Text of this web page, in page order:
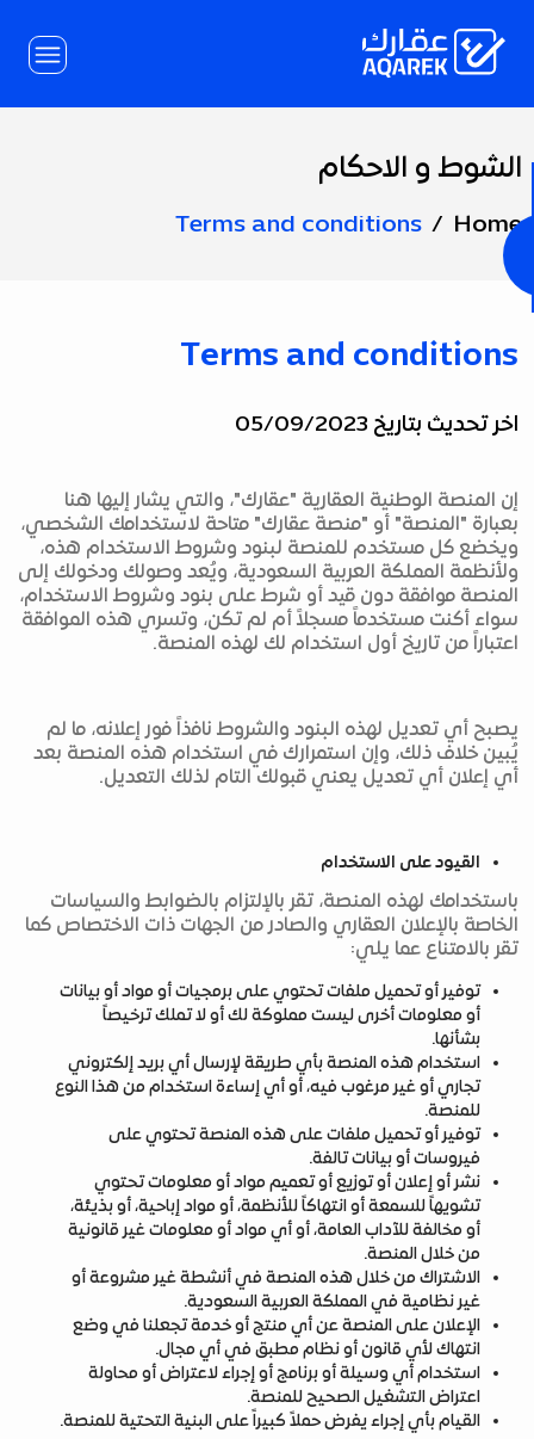
Page
الشوط و الاحكام
Home
Terms and conditions
Terms and conditions
اخر تحديث بتاريخ 05/09/2023
إن المنصة الوطنية العقارية "عقارك"، والتي يشار إليها هنا
بعبارة "المنصة" أو "منصة عقارك" متاحة لاستخدامك الشخصي،
ويخضع كل مستخدم للمنصة لبنود وشروط الاستخدام هذه،
ولأنظمة المملكة العربية السعودية، ويُعد وصولك ودخولك إلى
المنصة موافقة دون قيد أو شرط على بنود وشروط الاستخدام،
سواء أكنت مستخدماً مسجلاً أم لم تكن، وتسري هذه الموافقة
اعتباراً من تاريخ أول استخدام لك لهذه المنصة.
يصبح أي تعديل لهذه البنود والشروط نافذاً فور إعلانه، ما لم
يُبين خلاف ذلك، وإن استمرارك في استخدام هذه المنصة بعد
أي إعلان أي تعديل يعني قبولك التام لذلك التعديل.
القيود على الاستخدام
باستخدامك لهذه المنصة، تقر بالإلتزام بالضوابط والسياسات
الخاصة بالإعلان العقاري والصادر من الجهات ذات الاختصاص كما
تقر بالامتناع عما يلي:
توفير أو تحميل ملفات تحتوي على برمجيات أو مواد أو بيانات
أو معلومات أخرى ليست مملوكة لك أو لا تملك ترخيصاً
بشأنها.
استخدام هذه المنصة بأي طريقة لإرسال أي بريد إلكتروني
تجاري أو غير مرغوب فيه، أو أي إساءة استخدام من هذا النوع
للمنصة.
توفير أو تحميل ملفات على هذه المنصة تحتوي على
فيروسات أو بيانات تالفة.
نشر أو إعلان أو توزيع أو تعميم مواد أو معلومات تحتوي
تشويهاً للسمعة أو انتهاكاً للأنظمة، أو مواد إباحية، أو بذيئة،
أو مخالفة للآداب العامة، أو أي مواد أو معلومات غير قانونية
من خلال المنصة.
الاشتراك من خلال هذه المنصة في أنشطة غير مشروعة أو
غير نظامية في المملكة العربية السعودية.
الإعلان على المنصة عن أي منتج أو خدمة تجعلنا في وضع
انتهاك لأي قانون أو نظام مطبق في أي مجال.
استخدام أي وسيلة أو برنامج أو إجراء لاعتراض أو محاولة
اعتراض التشغيل الصحيح للمنصة.
القيام بأي إجراء يفرض حملاً كبيراً على البنية التحتية للمنصة.